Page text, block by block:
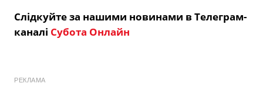
Слідкуйте за нашими новинами в Телеграм-
каналі Субота Онлайн
РЕКЛАМА